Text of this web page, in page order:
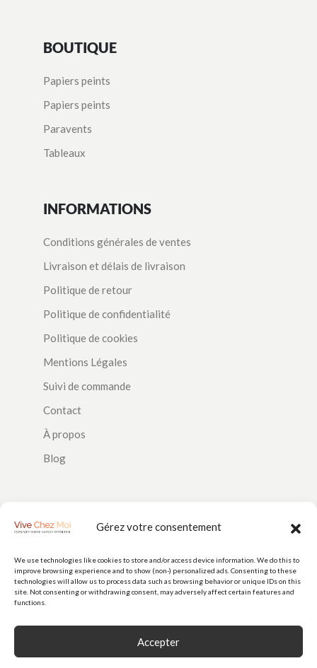
Gérez votre consentement
We use technologies like cookies to store and/or access device information. We do this to
improve browsing experience and to show (non-) personalized ads. Consenting to these
technologies will allow us to process data such as browsing behavior or unique IDs on this
site. Not consenting or withdrawing consent, may adversely affect certain features and
functions.
Accepter
BOUTIQUE
Papiers peints
Papiers peints
Paravents
Tableaux
INFORMATIONS
Conditions générales de ventes
Livraison et délais de livraison
Politique de retour
Politique de confidentialité
Politique de cookies
Mentions Légales
Suivi de commande
Contact
À propos
Blog
PAIEMENTS